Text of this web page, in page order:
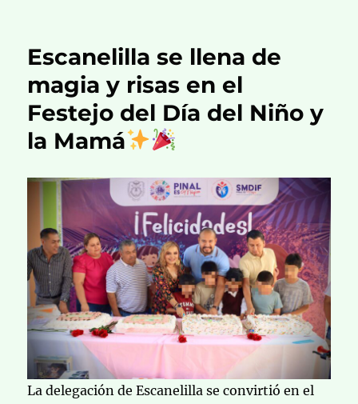
Escanelilla se llena de
magia y risas en el
Festejo del Día del Niño y
la Mamá
La delegación de Escanelilla se convirtió en el